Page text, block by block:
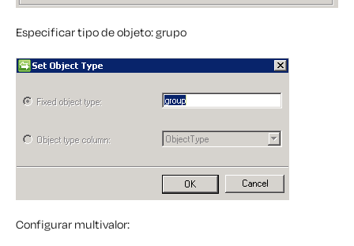
Especificar tipo de objeto: grupo
Configurar multivalor: